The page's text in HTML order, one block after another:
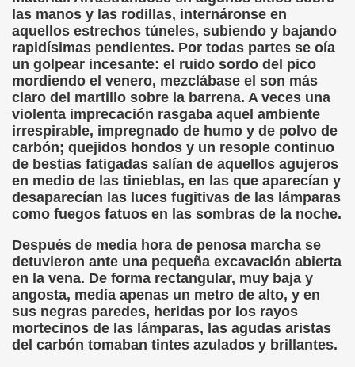
las manos y las rodillas, internáronse en
aquellos estrechos túneles, subiendo y bajando
rapidísimas pendientes. Por todas partes se oía
un golpear incesante: el ruido sordo del pico
mordiendo el venero, mezclábase el son más
claro del martillo sobre la barrena. A veces una
violenta imprecación rasgaba aquel ambiente
irrespirable, impregnado de humo y de polvo de
carbón; quejidos hondos y un resople continuo
de bestias fatigadas salían de aquellos agujeros
en medio de las tinieblas, en las que aparecían y
desaparecían las luces fugitivas de las lámparas
como fuegos fatuos en las sombras de la noche.
Después de media hora de penosa marcha se
detuvieron ante una pequeña excavación abierta
en la vena. De forma rectangular, muy baja y
angosta, medía apenas un metro de alto, y en
sus negras paredes, heridas por los rayos
mortecinos de las lámparas, las agudas aristas
del carbón tomaban tintes azulados y brillantes.
Vera)
(Manuel González Otero)
Braille (María Jesús Cañamares)
2000 (Fermín Tamayo)
Hablada Colegio Santiago Apóstol ONCE Pontevedra)
Agosto 2001 (Fermín Tamayo)
(Pedro A. Zurita)
2005 (Fermín Tamayo)
2005 (Fermín Tamayo)
2011 (Fermín Tamayo)
la Participación de las Personas Deficientes Visuales